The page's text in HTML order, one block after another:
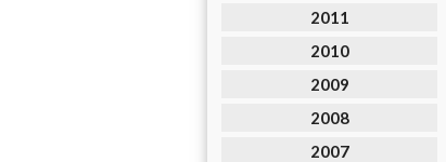
2011
2010
2009
2008
2007